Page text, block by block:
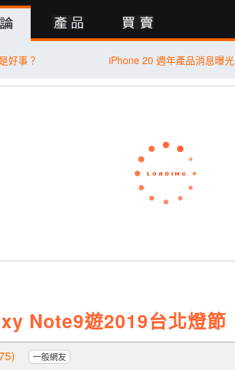
好事？ iPhone 20 週年產品消息曝光
Note9遊2019台北燈節
一般網友